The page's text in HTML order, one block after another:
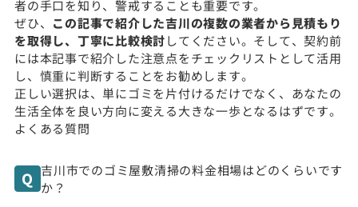
者の手口を知り、警戒することも重要です。
ぜひ、 この記事で紹介した吉川の複数の業者から見積もり
を取得し、丁寧に比較検討してください。そして、契約前
には本記事で紹介した注意点をチェックリストとして活用
し、慎重に判断することをお勧めします。
正しい選択は、単にゴミを片付けるだけでなく、あなたの
生活全体を良い方向に変える大きな一歩となるはずです。
よくある質問
吉川市でのゴミ屋敷清掃の料金相場はどのくらいです
か？